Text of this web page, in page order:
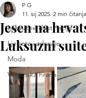
All
Luksuzne destinacije
Ljepota i zdravlje
Moda
Veganska hrana
Jesen na
Luksuzni suite
P G
11. sij 2025. 2 min čitanja